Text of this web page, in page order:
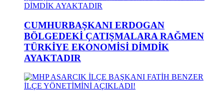
CUMHURBAŞKANI ERDOGAN
BÖLGEDEKİ ÇATIŞMALARA RAĞMEN
TÜRKİYE EKONOMİSİ DİMDİK
AYAKTADIR